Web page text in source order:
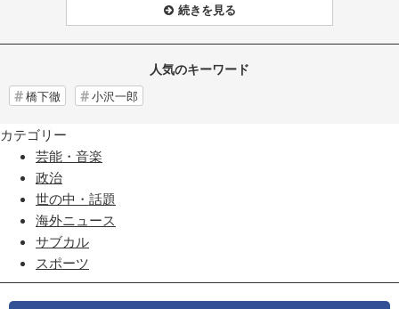
続きを見る
人気のキーワード
橋下徹 小沢一郎
カテゴリー
芸能・音楽
政治
世の中・話題
海外ニュース
サブカル
スポーツ